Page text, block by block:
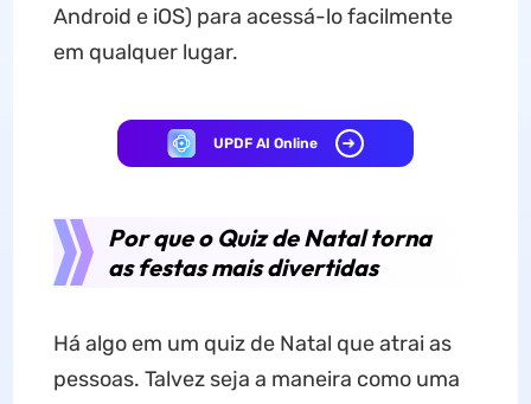
Android e iOS) para acessá-lo facilmente
em qualquer lugar.
UPDF AI Online
Por que o Quiz de Natal torna
as festas mais divertidas
Há algo em um quiz de Natal que atrai as
pessoas. Talvez seja a maneira como uma